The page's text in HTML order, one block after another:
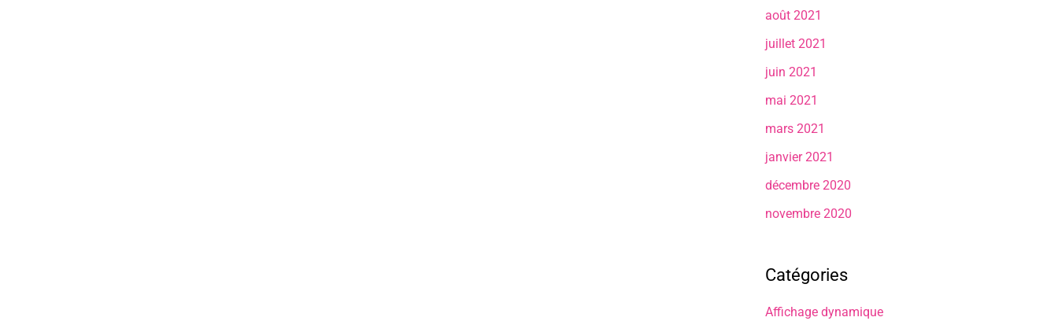
août 2021
juillet 2021
juin 2021
mai 2021
mars 2021
janvier 2021
décembre 2020
novembre 2020
Catégories
Affichage dynamique